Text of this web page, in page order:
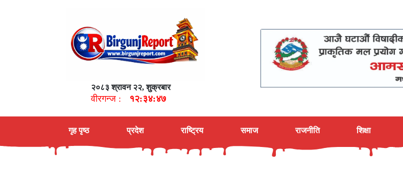
२०८३ श्रावन २२, शुक्रबार
वीरगन्ज : १२:३४:४८
गृह पृष्ठ प्रदेश राष्ट्रिय समाज राजनीति शिक्षा